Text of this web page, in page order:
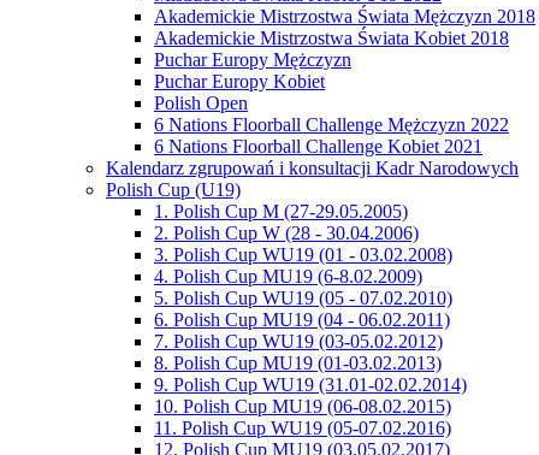
Akademickie Mistrzostwa Świata Mężczyzn 2018
Akademickie Mistrzostwa Świata Kobiet 2018
Puchar Europy Mężczyzn
Puchar Europy Kobiet
Polish Open
6 Nations Floorball Challenge Mężczyzn 2022
6 Nations Floorball Challenge Kobiet 2021
Kalendarz zgrupowań i konsultacji Kadr Narodowych
Polish Cup (U19)
1. Polish Cup M (27-29.05.2005)
2. Polish Cup W (28 - 30.04.2006)
3. Polish Cup WU19 (01 - 03.02.2008)
4. Polish Cup MU19 (6-8.02.2009)
5. Polish Cup WU19 (05 - 07.02.2010)
6. Polish Cup MU19 (04 - 06.02.2011)
7. Polish Cup WU19 (03-05.02.2012)
8. Polish Cup MU19 (01-03.02.2013)
9. Polish Cup WU19 (31.01-02.02.2014)
10. Polish Cup MU19 (06-08.02.2015)
11. Polish Cup WU19 (05-07.02.2016)
12. Polish Cup MU19 (03.05.02.2017)